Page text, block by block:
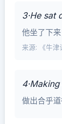
3·He sat
他坐了下来
来源: 《牛津
做出合乎